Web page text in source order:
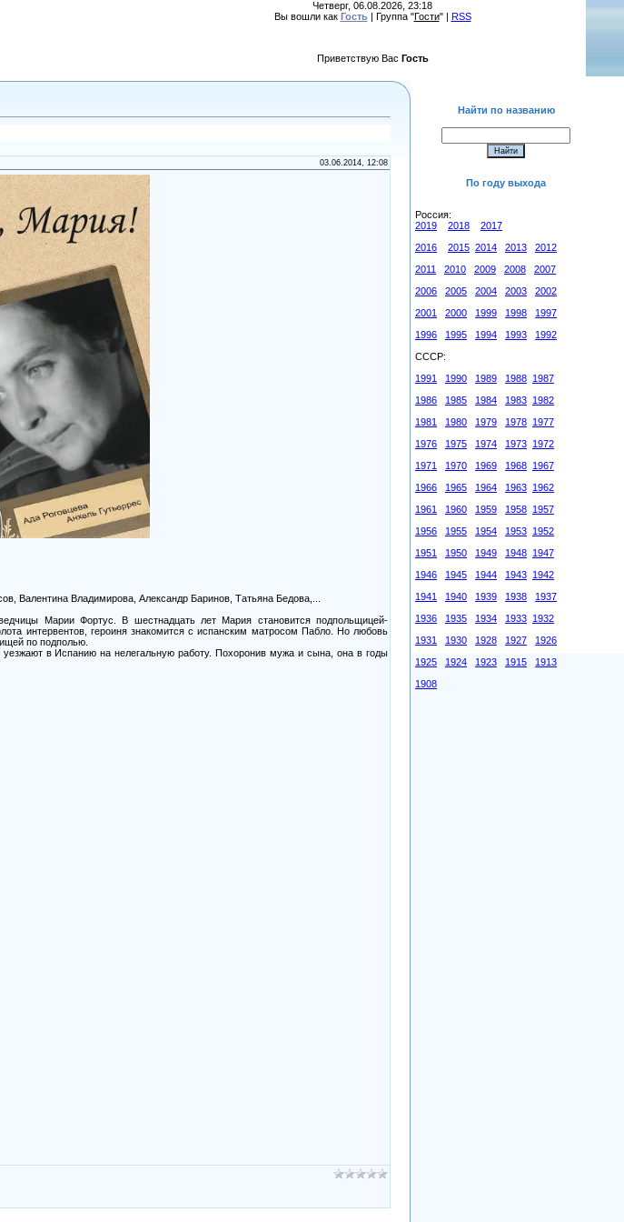
Четверг, 06.08.2026, 23:18
Вы вошли как Гость| Группа "Гости" | RSS
Приветствую Вас Гость
03.06.2014, 12:08
Валентина Владимирова, Александр Баринов, Татьяна Бедова,...
Марии Фортус. В шестнадцать лет Мария становится подпольщицей-
интервентов, героиня знакомится с испанским матросом Пабло. Но любовь
по подполью.
в Испанию на нелегальную работу. Похоронив мужа и сына, она в годы
Найти по названию
По году выхода
Россия:
2019
2018
2017
2016
2015 2014 2013
2012
2011
2010 2009 2008
2007
2006
2005 2004 2003
2002
2001
2000 1999 1998
1997
1996
1995 1994 1993
1992
СССР:
1991
1990 1989 1988 1987
1986
1985 1984 1983 1982
1981
1980 1979 1978 1977
1976
1975 1974 1973 1972
1971
1970 1969 1968 1967
1966
1965 1964 1963 1962
1961
1960 1959 1958 1957
1956
1955 1954 1953 1952
1951
1950 1949 1948 1947
1946
1945 1944 1943 1942
1941
1940 1939 1938
1937
1936
1935 1934 1933 1932
1931
1930 1928 1927
1926
1925
1924 1923 1915
1913
1908